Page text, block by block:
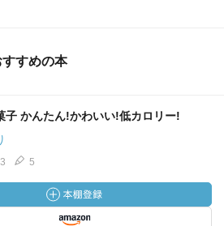
すめの本
子 かんたん!かわいい!低カロリー!
5